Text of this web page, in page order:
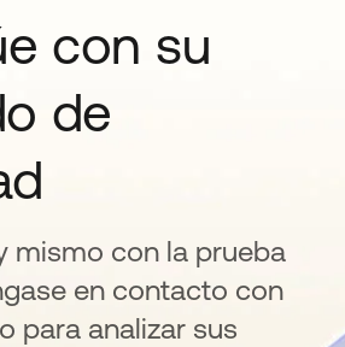
con su
de
mismo con la prueba
en contacto con
para analizar sus